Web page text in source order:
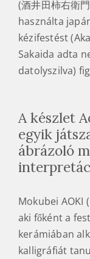
(酒井田柿右衛
használta
kézifestést
Sakaida adta
datolyszilva)
A készlet
egyik
ábrázoló
Mokubei AOKI
aki főként a
kerámiában
kalligráfiát